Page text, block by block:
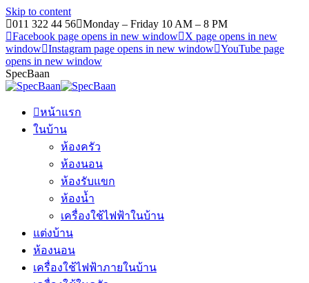
Skip to content
011 322 44 56 Monday – Friday 10 AM – 8 PM
Facebook page opens in new window
X page opens in new
window Instagram page opens in new window YouTube page
opens in new window
SpecBaan
หน้าแรก
ในบ้าน
ห้องครัว
ห้องนอน
ห้องรับแขก
ห้องน้ำ
เครื่องใช้ไฟฟ้าในบ้าน
แต่งบ้าน
ห้องนอน
เครื่องใช้ไฟฟ้าภายในบ้าน